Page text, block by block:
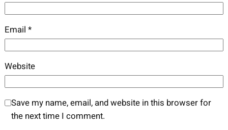
Email *
Website
Save my name, email, and website in this browser for
the next time I comment.